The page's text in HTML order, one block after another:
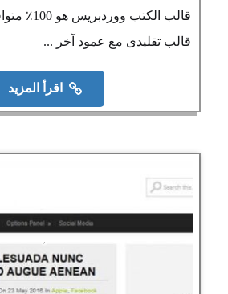
قالب الكتب
قالب تقليدى مع عمود آخر ...
اقرأ المزيد